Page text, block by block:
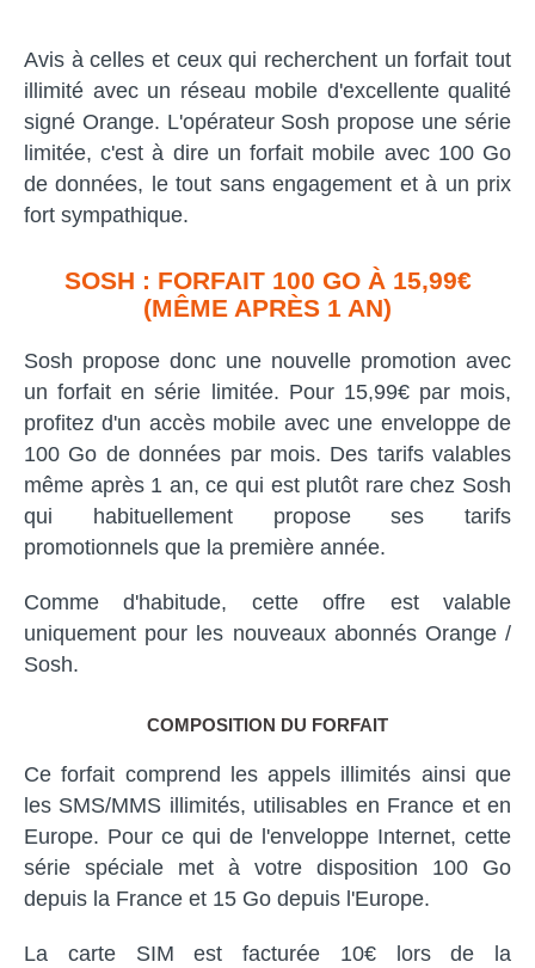
Avis à celles et ceux qui recherchent un forfait tout
illimité avec un réseau mobile d'excellente qualité
signé Orange. L'opérateur Sosh propose une série
limitée, c'est à dire un forfait mobile avec 100 Go
de données, le tout sans engagement et à un prix
fort sympathique.
SOSH : FORFAIT 100 GO À 15,99€
(MÊME APRÈS 1 AN)
Sosh propose donc une nouvelle promotion avec
un forfait en série limitée. Pour 15,99€ par mois,
profitez d'un accès mobile avec une enveloppe de
100 Go de données par mois. Des tarifs valables
même après 1 an, ce qui est plutôt rare chez Sosh
qui habituellement propose ses tarifs
promotionnels que la première année.
Comme d'habitude, cette offre est valable
uniquement pour les nouveaux abonnés Orange /
Sosh.
COMPOSITION DU FORFAIT
Ce forfait comprend les appels illimités ainsi que
les SMS/MMS illimités, utilisables en France et en
Europe. Pour ce qui de l'enveloppe Internet, cette
série spéciale met à votre disposition 100 Go
depuis la France et 15 Go depuis l'Europe.
La carte SIM est facturée 10€ lors de la